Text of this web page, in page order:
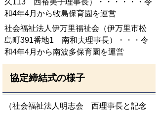
久113 西裕美子理事長）・・・・・・令
和4年4月から牧島保育園を運営
社会福祉法人伊万里福祉会（伊万里市松
島町391番地1 南和夫理事長）・・・令
和4年4月から南波多保育園を運営
協定締結式の様子
（社会福祉法人明志会 西理事長と記念